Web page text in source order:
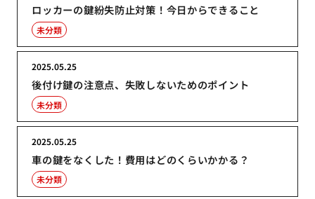
ロッカーの鍵紛失防止対策！今日からできること
未分類
後付け鍵の注意点、失敗しないためのポイント
2025.05.25
未分類
車の鍵をなくした！費用はどのくらいかかる？
2025.05.25
未分類